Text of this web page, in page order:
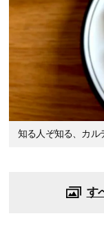
知る人ぞ知る、カル
す